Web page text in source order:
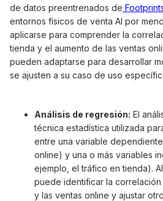
de datos preentrenados de
entornos físicos de venta AI por
aplicarse para comprender la
tienda y el aumento de las ventas
pueden adaptarse para desarrollar
se ajusten a su caso de uso
Análisis de regresión: El
técnica estadística utilizada
entre una variable
online) y una o más variables
ejemplo, el tráfico en tienda).
puede identificar la
y las ventas online y ajustar